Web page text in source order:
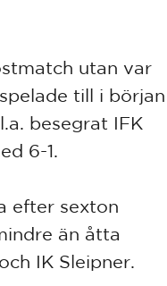
utan var
till i början
besegrat IFK
6-1.
efter sexton
än åtta
IK Sleipner.